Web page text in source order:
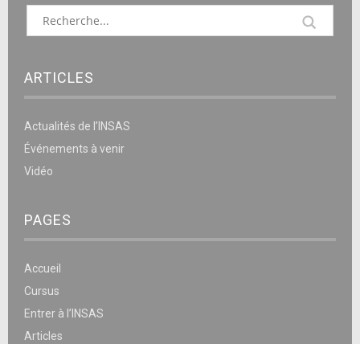
ARTICLES
Actualités de l’INSAS
Événements à venir
Vidéo
PAGES
Accueil
Cursus
Entrer à l’INSAS
Articles